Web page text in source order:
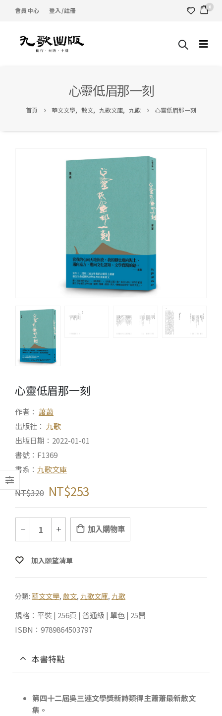
會員中心 登入/註冊 0
心靈低眉那一刻
首頁 華文文學, 散文, 九歌文庫, 九歌 心靈低眉那一刻
心靈低眉那一刻
作者： 蕭蕭
出版社： 九歌
出版日期：2022-01-01
書號：F1369
書系： 九歌文庫
NT$320 NT$253
加入購物車
加入願望清單
分類: 華文文學, 散文, 九歌文庫, 九歌
規格：平裝 | 256頁 | 普通級 | 單色 | 25開
ISBN：9789864503797
本書特點
第四十二屆吳三連文學獎新詩類得主蕭蕭最新散文
集。